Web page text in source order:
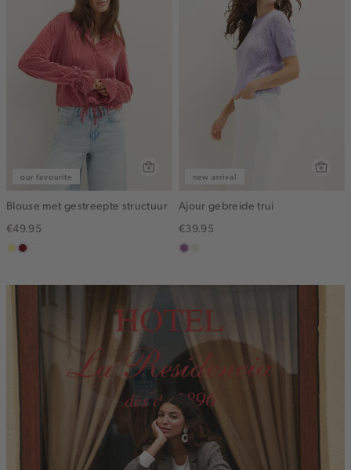
our favourite
Blouse met gestreepte structuur
€49.95
lichtgeel
rood,
new arrival
Ajour gebreide trui
€39.95
lila